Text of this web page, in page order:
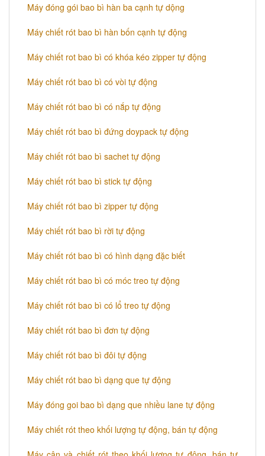
Máy đóng gói bao bì hàn ba cạnh tự dộng
Máy chiết rót bao bì hàn bốn cạnh tự động
Máy chiết rot bao bì có khóa kéo zipper tự động
Máy chiết rót bao bì có vòi tự động
Máy chiết rót bao bì có nắp tự động
Máy chiết rót bao bì đứng doypack tự động
Máy chiết rót bao bì sachet tự động
Máy chiết rót bao bì stick tự động
Máy chiết rót bao bì zipper tự động
Máy chiết rót bao bì rời tự động
Máy chiết rót bao bì có hình dạng đặc biết
Máy chiết rót bao bì có móc treo tự động
Máy chiết rót bao bì có lổ treo tự động
Máy chiết rót bao bì đơn tự động
Máy chiết rót bao bì đôi tự động
Máy chiết rót bao bì dạng que tự động
Máy đóng goi bao bì dạng que nhiều lane tự động
Máy chiết rót theo khối lượng tự động, bán tự động